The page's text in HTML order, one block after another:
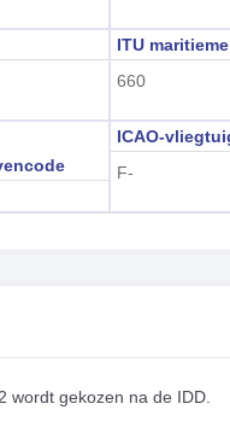
ITU
660
ICAO-
F-
wordt gekozen na de IDD.